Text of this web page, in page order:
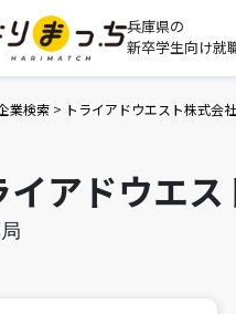
兵庫県の
新卒学生向け就
業検索 > トライアドウエスト株式会社
イアドウエ